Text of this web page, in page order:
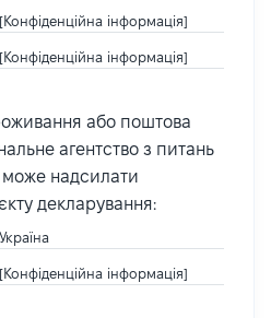
[Конфіденційна інформація]
[Конфіденційна інформація]
або поштова
агентство з питань
може надсилати
декларування:
Україна
[Конфіденційна інформація]